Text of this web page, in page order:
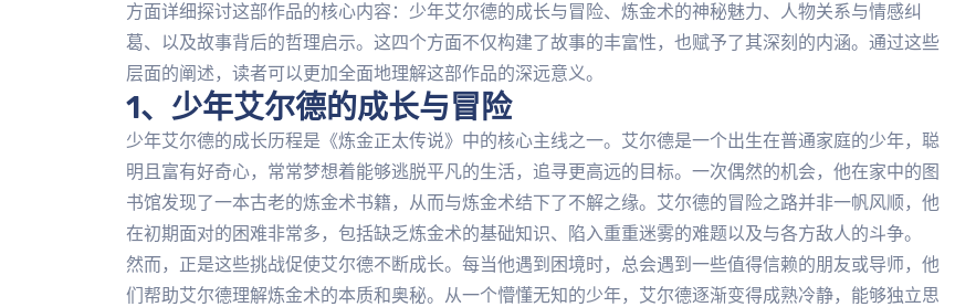
方面详细探讨这部作品的核心内容：少年艾尔德的成长与冒险、炼金术的神秘魅力、人物关系与情感纠
葛、以及故事背后的哲理启示。这四个方面不仅构建了故事的丰富性，也赋予了其深刻的内涵。通过这些
层面的阐述，读者可以更加全面地理解这部作品的深远意义。
1、少年艾尔德的成长与冒险
少年艾尔德的成长历程是《炼金正太传说》中的核心主线之一。艾尔德是一个出生在普通家庭的少年，聪
明且富有好奇心，常常梦想着能够逃脱平凡的生活，追寻更高远的目标。一次偶然的机会，他在家中的图
书馆发现了一本古老的炼金术书籍，从而与炼金术结下了不解之缘。艾尔德的冒险之路并非一帆风顺，他
在初期面对的困难非常多，包括缺乏炼金术的基础知识、陷入重重迷雾的难题以及与各方敌人的斗争。
然而，正是这些挑战促使艾尔德不断成长。每当他遇到困境时，总会遇到一些值得信赖的朋友或导师，他
们帮助艾尔德理解炼金术的本质和奥秘。从一个懵懂无知的少年，艾尔德逐渐变得成熟冷静，能够独立思